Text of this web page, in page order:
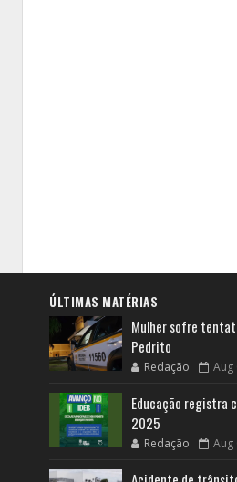
ÚLTIMAS MATÉRIAS
Mulher sofre
Pedrito
Redação Aug
Educação registra
2025
Redação Aug